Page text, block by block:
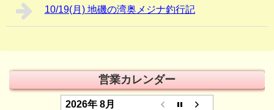
10/19(月) 地磯の湾奥メジナ釣行記
営業カレンダー
2026年 8月